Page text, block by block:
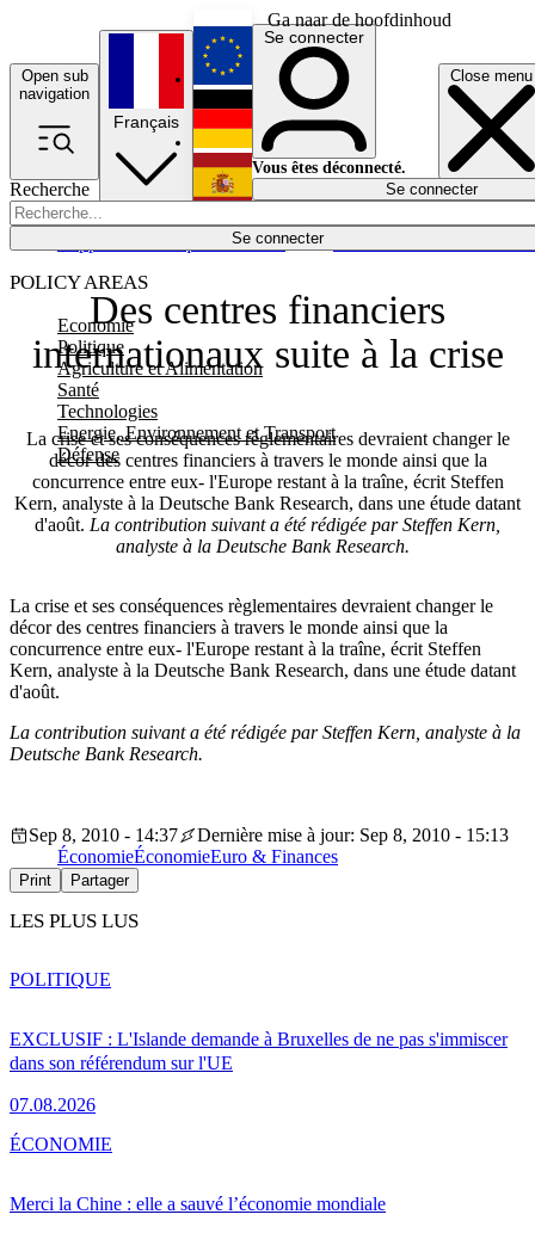
Ga naar de hoofdinhoud
Open sub
navigation
Close menu
Recherche
Se connecter
POLICY AREAS
Economie
Politique
Agriculture et Alimentation
Santé
Technologies
Energie, Environnement et Transport
Défense
Économie
Français
English
Deutsch
Español
Se connecter
Vous êtes déconnecté.
Se connecter
Des centres financiers
internationaux suite à la crise
La crise et ses conséquences règlementaires devraient changer le
décor des centres financiers à travers le monde ainsi que la
concurrence entre eux- l'Europe restant à la traîne, écrit Steffen
Kern, analyste à la Deutsche Bank Research, dans une étude datant
d'août. La contribution suivant a été rédigée par Steffen Kern,
analyste à la Deutsche Bank Research.
La crise et ses conséquences règlementaires devraient changer le
décor des centres financiers à travers le monde ainsi que la
concurrence entre eux- l'Europe restant à la traîne, écrit Steffen
Kern, analyste à la Deutsche Bank Research, dans une étude datant
d'août.
La contribution suivant a été rédigée par Steffen Kern, analyste à la
Deutsche Bank Research.
Sep 8, 2010 - 14:37
Dernière mise à jour: Sep 8, 2010 - 15:13
ÉconomieÉconomieEuro & Finances
Print Partager
LES PLUS LUS
EXCLUSIF : L'Islande demande à Bruxelles de ne pas s'immiscer
dans son référendum sur l'UE
07.08.2026
POLITIQUE
Merci la Chine : elle a sauvé l’économie mondiale
ÉCONOMIE